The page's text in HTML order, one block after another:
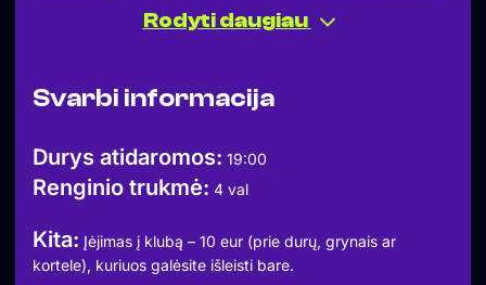
ribotas, tad pirmieji atėję užsitikrins vietą klube.
Jam Session’ą atidarys:
Aliaksey Kryshtal – double bass
kuriuos galėsite išleisti bare.
Jam Sessionas prasidės 20:00 val.
Baras atsidaro 19:00 val. Anksčiau atėję lankytojai renkasi
labiau patinkančias vietas , stovimų vietų nėra.
Entrance fee is 10Eur (at the door, cash or card) which
applies as a discount to a bill at the bar. Jam session start
Rodyti daugiau
Svarbi informacija
Durys atidaromos: 19:00
Renginio trukmė: 4 val
Kita: Įėjimas į klubą – 10 eur (prie durų, grynais ar
kortele), kuriuos galėsite išleisti bare.